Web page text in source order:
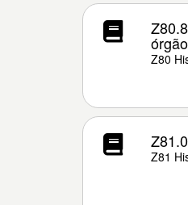
Z80
Z81